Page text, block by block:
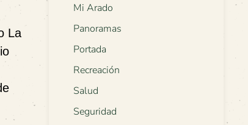
La
Mi Arado
Panoramas
Portada
Recreación
Salud
Seguridad